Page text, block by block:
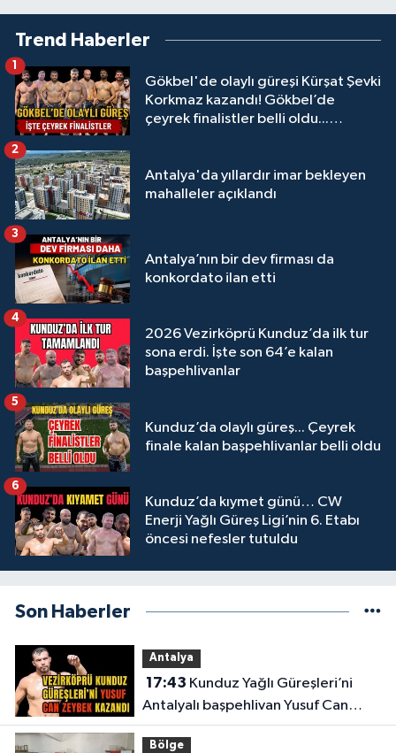
Trend Haberler
Gökbel'de olaylı güreşi Kürşat Şevki
Korkmaz kazandı! Gökbel’de
çeyrek finalistler belli oldu...
1
Antalya'da yıllardır imar bekleyen
mahalleler açıklandı
2
Antalya’nın bir dev firması da
konkordato ilan etti
3
2026 Vezirköprü Kunduz’da ilk tur
sona erdi. İşte son 64’e kalan
başpehlivanlar
4
Kunduz’da olaylı güreş... Çeyrek
finale kalan başpehlivanlar belli oldu
5
Kunduz’da kıymet günü… CW
Enerji Yağlı Güreş Ligi’nin 6. Etabı
öncesi nefesler tutuldu
6
Son Haberler
Antalya
17:43
Antalyalı başpehlivan Yusuf Can
Zeybek kazandı
Bölge